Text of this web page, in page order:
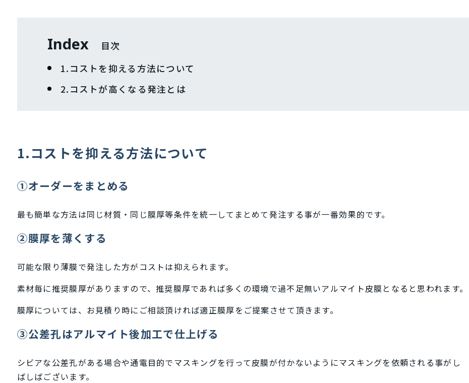
Index
目次
1.コストを抑える方法について
2.コストが高くなる発注とは
1.コストを抑える方法について
①オーダーをまとめる
最も簡単な方法は同じ材質・同じ膜厚等条件を統一してまとめて発注する事が一番効果的です。
②膜厚を薄くする
可能な限り薄膜で発注した方がコストは抑えられます。
素材毎に推奨膜厚がありますので、推奨膜厚であれば多くの環境で過不足無いアルマイト皮膜となると思われます。
膜厚については、お見積り時にご相談頂ければ適正膜厚をご提案させて頂きます。
➂公差孔はアルマイト後加工で仕上げる
シビアな公差孔がある場合や通電目的でマスキングを行って皮膜が付かないようにマスキングを依頼される事がし
ばしばございます。